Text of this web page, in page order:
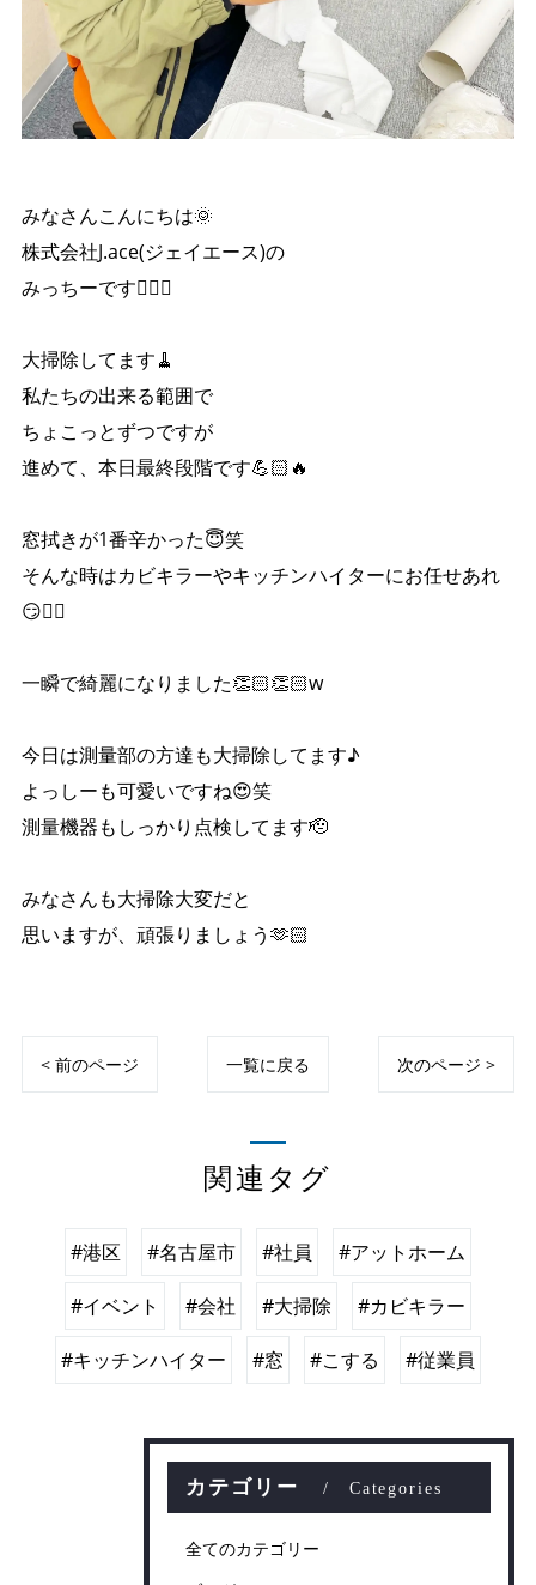
みなさんこんにちは🌞
株式会社J.ace(ジェイエース)の
みっちーです🙋‍♀️✨
大掃除してます🧹
私たちの出来る範囲で
ちょこっとずつですが
進めて、本日最終段階です💪🏻🔥
窓拭きが1番辛かった😇笑
そんな時はカビキラーやキッチンハイターにお任せあれ
😏👍🏻
一瞬で綺麗になりました👏🏻👏🏻w
今日は測量部の方達も大掃除してます♪
よっしーも可愛いですね😍笑
測量機器もしっかり点検してます🫡
みなさんも大掃除大変だと
思いますが、頑張りましょう🫶🏻
< 前のページ 一覧に戻る 次のページ >
関連タグ
#港区 #名古屋市 #社員 #アットホーム
#イベント #会社 #大掃除 #カビキラー
#キッチンハイター #窓 #こする #従業員
カテゴリー Categories
全てのカテゴリー